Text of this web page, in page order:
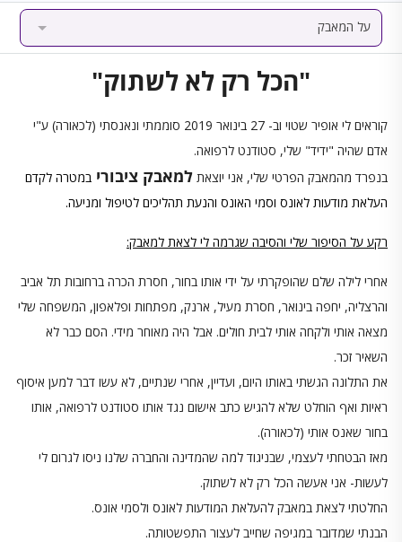
על המאבק
"הכל רק לא לשתוק"
קוראים לי אופיר שטוי וב- 27 בינואר 2019 סוממתי ונאנסתי (לכאורה) ע"י
אדם שהיה "ידיד" שלי, סטודנט לרפואה.
בנפרד מהמאבק הפרטי שלי, אני יוצאת למאבק ציבורי במטרה לקדם
העלאת מודעות לאונס וסמי האונס והנעת תהליכים לטיפול ומניעה.
רקע על הסיפור שלי והסיבה שגרמה לי לצאת למאבק:
אחרי לילה שלם שהופקרתי על ידי אותו בחור, חסרת הכרה ברחובות תל אביב
והרצליה, יחפה בינואר, חסרת מעיל, ארנק, מפתחות ופלאפון, המשפחה שלי
מצאה אותי ולקחה אותי לבית חולים. אבל היה מאוחר מידי. הסם כבר לא
השאיר זכר.
את התלונה הגשתי באותו היום, ועדיין, אחרי שנתיים, לא עשו דבר למען איסוף
ראיות ואף הוחלט שלא להגיש כתב אישום נגד אותו סטודנט לרפואה, אותו
בחור שאנס אותי (לכאורה).
מאז הבטחתי לעצמי, שבניגוד למה שהמדינה והחברה שלנו ניסו לגרום לי
לעשות- אני אעשה הכל רק לא לשתוק.
החלטתי לצאת במאבק להעלאת המודעות לאונס ולסמי אונס.
הבנתי שמדובר במגיפה שחייב לעצור התפשטותה.